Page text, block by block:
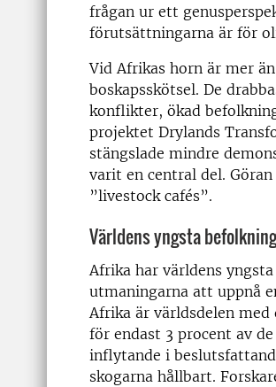
frågan ur ett
förutsättningarna är för
Vid Afrikas horn är mer
boskapsskötsel. De
konflikter, ökad
projektet Drylands
stängslade mindre
varit en central del.
”livestock cafés”.
Världens yngsta befolkning
Afrika har världens
utmaningarna att uppnå
Afrika är världsdelen
för endast 3 procent av
inflytande i
skogarna hållbart.